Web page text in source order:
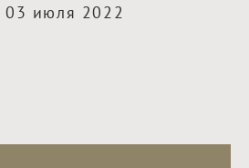
июля 2022